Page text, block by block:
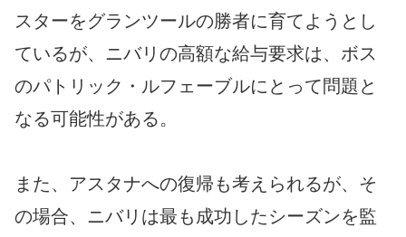
スターをグランツールの勝者に育てようとし
ているが、ニバリの高額な給与要求は、ボス
のパトリック・ルフェーブルにとって問題と
なる可能性がある。
また、アスタナへの復帰も考えられるが、そ
の場合、ニバリは最も成功したシーズンを監